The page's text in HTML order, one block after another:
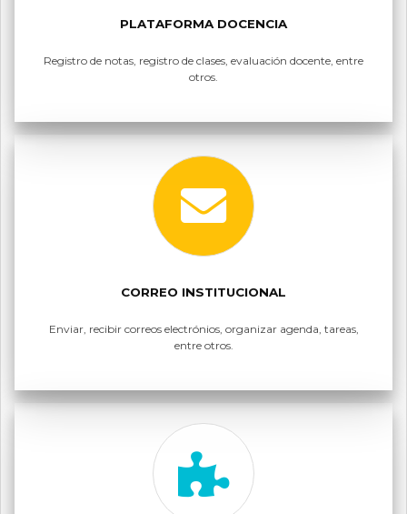
PLATAFORMA DOCENCIA
Registro de notas, registro de clases, evaluación docente, entre
otros.
CORREO INSTITUCIONAL
Enviar, recibir correos electrónios, organizar agenda, tareas,
entre otros.